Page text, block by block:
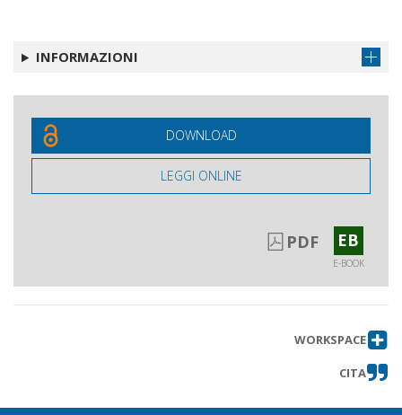
INFORMAZIONI
DOWNLOAD
LEGGI ONLINE
PDF EB
E-BOOK
WORKSPACE
CITA